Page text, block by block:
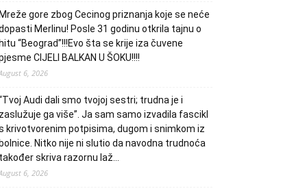
gore zbog Cecinog priznanja koje se neće
Merlinu! Posle 31 godinu otkrila tajnu o
“Beograd”!!!Evo šta se krije iza čuvene
CIJELI BALKAN U ŠOKU!!!!
6, 2026
Audi dali smo tvojoj sestri; trudna je i
zaslužuje ga više”. Ja sam samo izvadila fascikl
krivotvorenim potpisima, dugom i snimkom iz
Nitko nije ni slutio da navodna trudnoća
također skriva razornu laž…
6, 2026